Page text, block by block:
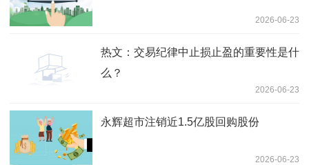
2026-06-23
热文：交易纪律中止损止盈的重要性是什
么？
2026-06-23
永辉超市注销近1.5亿股回购股份
2026-06-23